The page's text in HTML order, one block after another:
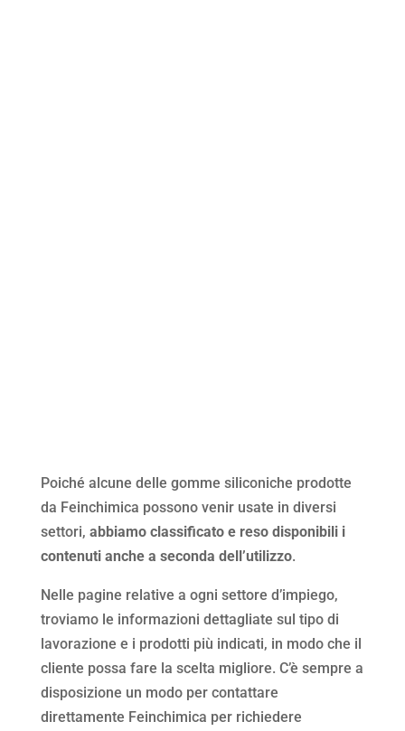
Poiché alcune delle gomme siliconiche prodotte
da Feinchimica possono venir usate in diversi
settori, abbiamo classificato e reso disponibili i
contenuti anche a seconda dell’utilizzo.
Nelle pagine relative a ogni settore d’impiego,
troviamo le informazioni dettagliate sul tipo di
lavorazione e i prodotti più indicati, in modo che il
cliente possa fare la scelta migliore. C’è sempre a
disposizione un modo per contattare
direttamente Feinchimica per richiedere